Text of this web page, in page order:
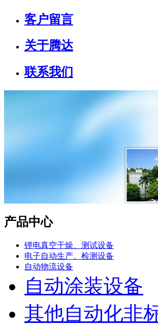
客户留言
关于腾达
联系我们
产品中心
锂电真空干燥、测试设备
电子自动生产、检测设备
自动物流设备
自动涂装设备
其他自动化非